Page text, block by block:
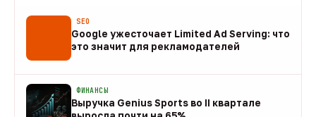
SEO
Google ужесточает Limited Ad Serving: что
это значит для рекламодателей
ФИНАНСЫ
Выручка Genius Sports во II квартале